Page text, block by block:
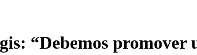
“Debemos